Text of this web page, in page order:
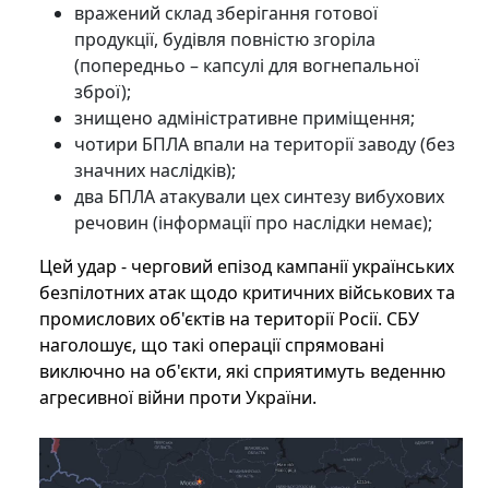
вражений склад зберігання готової
продукції, будівля повністю згоріла
(попередньо – капсулі для вогнепальної
зброї);
знищено адміністративне приміщення;
чотири БПЛА впали на території заводу (без
значних наслідків);
два БПЛА атакували цех синтезу вибухових
речовин (інформації про наслідки немає);
Цей удар - черговий епізод кампанії українських
безпілотних атак щодо критичних військових та
промислових об'єктів на території Росії. СБУ
наголошує, що такі операції спрямовані
виключно на об'єкти, які сприятимуть веденню
агресивної війни проти України.